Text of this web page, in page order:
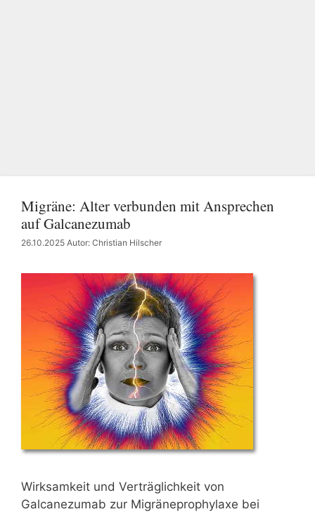
Migräne: Alter verbunden mit Ansprechen
auf Galcanezumab
26.10.2025 Autor: Christian Hilscher
Wirksamkeit und Verträglichkeit von
Galcanezumab zur Migräneprophylaxe bei